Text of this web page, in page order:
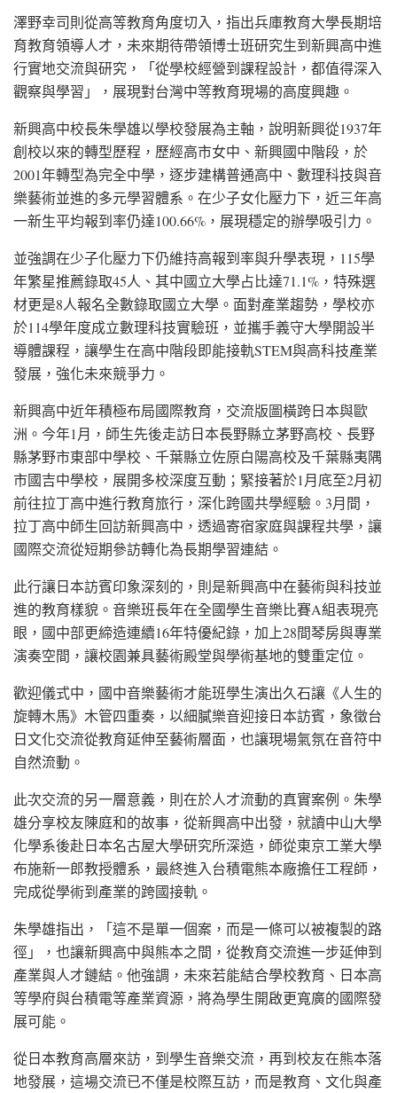
澤野幸司則從高等教育角度切入，指出兵庫教育大學長期培
育教育領導人才，未來期待帶領博士班研究生到新興高中進
行實地交流與研究，「從學校經營到課程設計，都值得深入
觀察與學習」，展現對台灣中等教育現場的高度興趣。
新興高中校長朱學雄以學校發展為主軸，說明新興從1937年
創校以來的轉型歷程，歷經高市女中、新興國中階段，於
2001年轉型為完全中學，逐步建構普通高中、數理科技與音
樂藝術並進的多元學習體系。在少子女化壓力下，近三年高
一新生平均報到率仍達100.66%，展現穩定的辦學吸引力。
並強調在少子化壓力下仍維持高報到率與升學表現，115學
年繁星推薦錄取45人、其中國立大學占比達71.1%，特殊選
材更是8人報名全數錄取國立大學。面對產業趨勢，學校亦
於114學年度成立數理科技實驗班，並攜手義守大學開設半
導體課程，讓學生在高中階段即能接軌STEM與高科技產業
發展，強化未來競爭力。
新興高中近年積極布局國際教育，交流版圖橫跨日本與歐
洲。今年1月，師生先後走訪日本長野縣立茅野高校、長野
縣茅野市東部中學校、千葉縣立佐原白陽高校及千葉縣夷隅
市國吉中學校，展開多校深度互動；緊接著於1月底至2月初
前往拉丁高中進行教育旅行，深化跨國共學經驗。3月間，
拉丁高中師生回訪新興高中，透過寄宿家庭與課程共學，讓
國際交流從短期參訪轉化為長期學習連結。
此行讓日本訪賓印象深刻的，則是新興高中在藝術與科技並
進的教育樣貌。音樂班長年在全國學生音樂比賽A組表現亮
眼，國中部更締造連續16年特優紀錄，加上28間琴房與專業
演奏空間，讓校園兼具藝術殿堂與學術基地的雙重定位。
歡迎儀式中，國中音樂藝術才能班學生演出久石讓《人生的
旋轉木馬》木管四重奏，以細膩樂音迎接日本訪賓，象徵台
日文化交流從教育延伸至藝術層面，也讓現場氣氛在音符中
自然流動。
此次交流的另一層意義，則在於人才流動的真實案例。朱學
雄分享校友陳庭和的故事，從新興高中出發，就讀中山大學
化學系後赴日本名古屋大學研究所深造，師從東京工業大學
布施新一郎教授體系，最終進入台積電熊本廠擔任工程師，
完成從學術到產業的跨國接軌。
朱學雄指出，「這不是單一個案，而是一條可以被複製的路
徑」，也讓新興高中與熊本之間，從教育交流進一步延伸到
產業與人才鏈結。他強調，未來若能結合學校教育、日本高
等學府與台積電等產業資源，將為學生開啟更寬廣的國際發
展可能。
從日本教育高層來訪，到學生音樂交流，再到校友在熊本落
地發展，這場交流已不僅是校際互訪，而是教育、文化與產